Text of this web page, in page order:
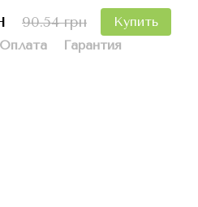
90.54 грн Купить
Оплата Гарантия